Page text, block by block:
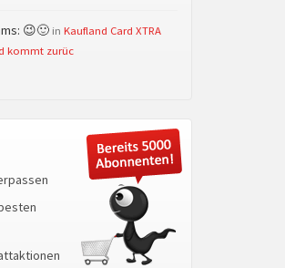
😉🙂 in Kaufland Card XTRA
kommt zurüc